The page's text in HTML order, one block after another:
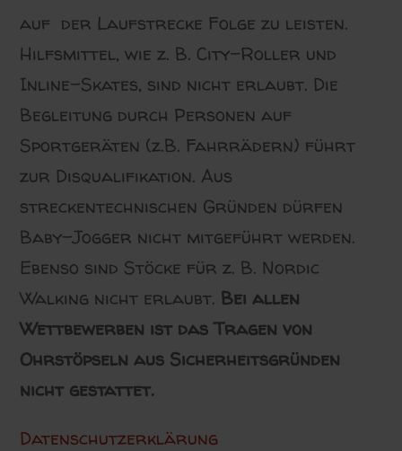
auf der Laufstrecke Folge zu leisten.
Hilfsmittel, wie z. B. City-Roller und
Inline-Skates, sind nicht erlaubt. Die
Begleitung durch Personen auf
Sportgeräten (z.B. Fahrrädern) führt
zur Disqualifikation. Aus
streckentechnischen Gründen dürfen
Baby-Jogger nicht mitgeführt werden.
Ebenso sind Stöcke für z. B. Nordic
Walking nicht erlaubt. Bei allen
Wettbewerben ist das Tragen von
Ohrstöpseln aus Sicherheitsgründen
nicht gestattet.
Datenschutzerklärung